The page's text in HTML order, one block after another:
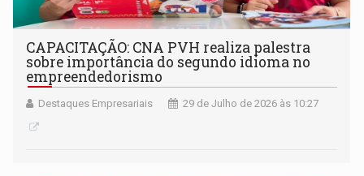
CAPACITAÇÃO: CNA PVH realiza palestra
sobre importância do segundo idioma no
empreendedorismo
Destaques Empresariais 29 de Julho de 2026 às 10:27